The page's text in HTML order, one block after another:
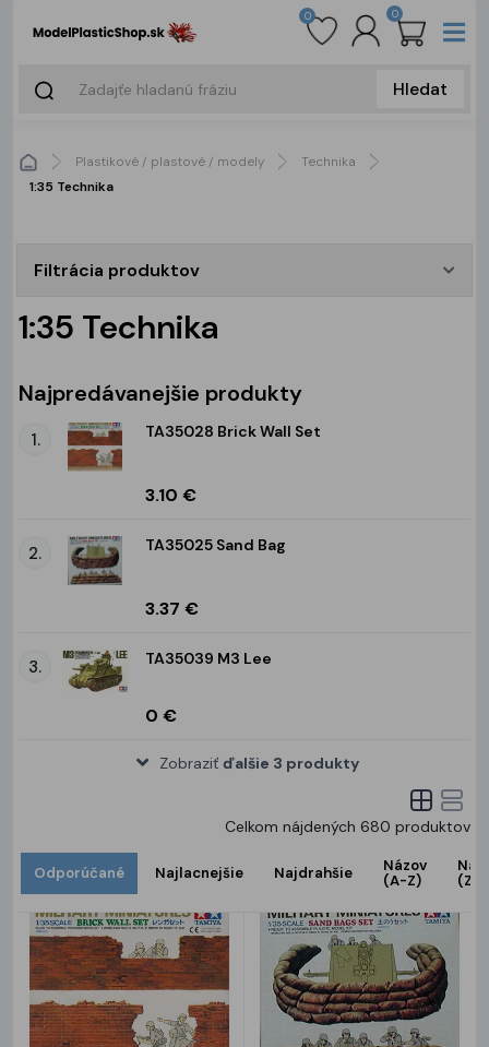
Hledat
0 0
Plastikové / plastové / modely
Technika
1:35 Technika
Filtrácia produktov
1:35 Technika
Najpredávanejšie produkty
1. TA35028 Brick Wall Set
3.10 €
2. TA35025 Sand Bag
3.37 €
3. TA35039 M3 Lee
0 €
Zobraziť ďalšie 3 produkty
Celkom nájdených 680 produktov
Odporúčané Najlacnejšie Najdrahšie
Názov
(A-Z)
(Z-